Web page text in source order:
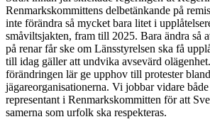
Renmarkskommittens delbetänkande på
inte förändra så mycket bara litet i
småviltsjakten, fram till 2025. Bara ändra så
på renar får ske om Länsstyrelsen ska få
till idag gäller att undvika avsevärd
förändringen lär ge upphov till protester bland
jägareorganisationerna. Vi jobbar vidare
representant i Renmarkskommitten för att
samerna som urfolk ska respekteras.